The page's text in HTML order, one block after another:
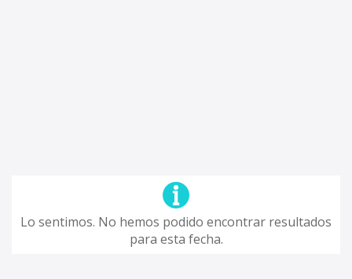
Lo sentimos. No hemos podido encontrar resultados
para esta fecha.